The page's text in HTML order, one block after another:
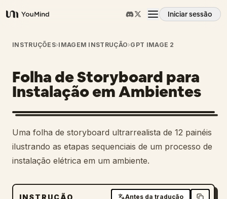
YouMind
Iniciar sessão
Visão geral
Casos de uso
Habilidades
Prompts
INSTRUÇÕES›IMAGEM INSTRUÇÃO›GPT IMAGE 2
Folha de Storyboard para
Instalação em Ambientes
Uma folha de storyboard ultrarrealista de 12 painéis
ilustrando as etapas sequenciais de um processo de
instalação elétrica em um ambiente.
INSTRUÇÃO Antes da tradução